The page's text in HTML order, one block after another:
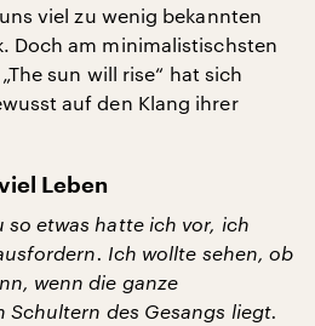
viel zu wenig bekannten
Doch am minimalistischsten
sun will rise“ hat sich
auf den Klang ihrer
Leben
so etwas hatte ich vor, ich
Ich wollte sehen, ob
wenn die ganze
Schultern des Gesangs liegt.